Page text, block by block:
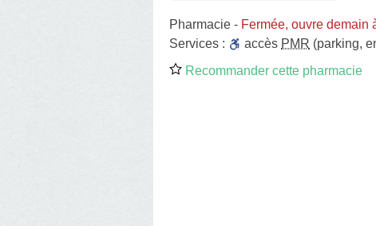
Pharmacie - Fermée, ouvre demain
Services :
accès PMR (parking,
Recommander cette pharmacie